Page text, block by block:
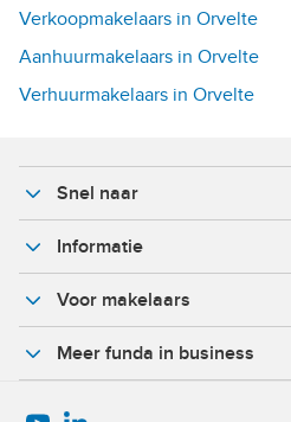
Verkoopmakelaars in Orvelte
Aanhuurmakelaars in Orvelte
Verhuurmakelaars in Orvelte
Snel naar
Informatie
Voor makelaars
Meer funda in business